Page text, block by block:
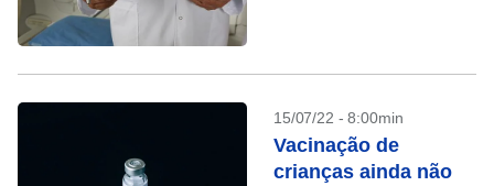
15/07/22 - 8:00min
Vacinação de
crianças ainda não